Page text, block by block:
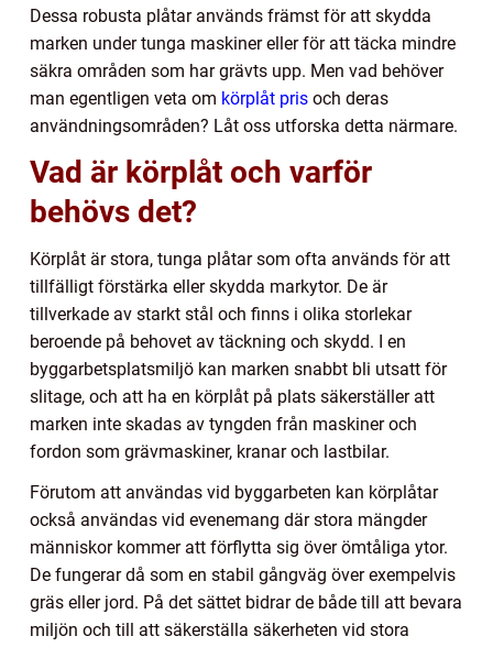
Dessa robusta plåtar används främst för att skydda
marken under tunga maskiner eller för att täcka mindre
säkra områden som har grävts upp. Men vad behöver
man egentligen veta om körplåt pris och deras
användningsområden? Låt oss utforska detta närmare.
Vad är körplåt och varför
behövs det?
Körplåt är stora, tunga plåtar som ofta används för att
tillfälligt förstärka eller skydda markytor. De är
tillverkade av starkt stål och finns i olika storlekar
beroende på behovet av täckning och skydd. I en
byggarbetsplatsmiljö kan marken snabbt bli utsatt för
slitage, och att ha en körplåt på plats säkerställer att
marken inte skadas av tyngden från maskiner och
fordon som grävmaskiner, kranar och lastbilar.
Förutom att användas vid byggarbeten kan körplåtar
också användas vid evenemang där stora mängder
människor kommer att förflytta sig över ömtåliga ytor.
De fungerar då som en stabil gångväg över exempelvis
gräs eller jord. På det sättet bidrar de både till att bevara
miljön och till att säkerställa säkerheten vid stora